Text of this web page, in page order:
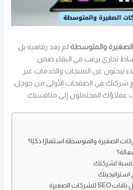
لم يعد رفاهية بل
تجاري يرغب في البقاء ضمن
يبحثون عن المنتجات والخدمات عبر
شركتك في الصفحات الأولى من جوجل،
عملاؤك المحتملون إلى منافسيك.
أفضل استراتيجيات استغلال باقات SEO للشركات الصغيرة